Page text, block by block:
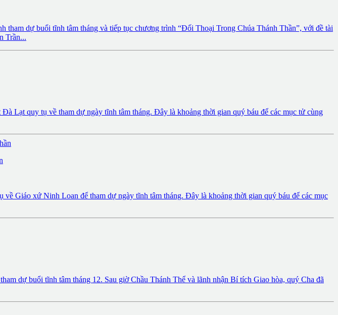
dự buổi tĩnh tâm tháng và tiếp tục chương trình “Đối Thoại Trong Chúa Thánh Thần”, với đề tài
Trần...
Lạt quy tụ về tham dự ngày tĩnh tâm tháng. Đây là khoảng thời gian quý báu để các mục tử cùng
Giáo xứ Ninh Loan để tham dự ngày tĩnh tâm tháng. Đây là khoảng thời gian quý báu để các mục
dự buổi tĩnh tâm tháng 12. Sau giờ Chầu Thánh Thể và lãnh nhận Bí tích Giao hòa, quý Cha đã